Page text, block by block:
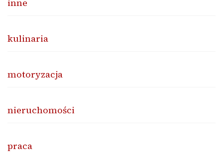
inne
kulinaria
motoryzacja
nieruchomości
praca